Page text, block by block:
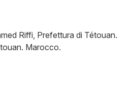
Riffi, Prefettura di Tétouan.
. Marocco.